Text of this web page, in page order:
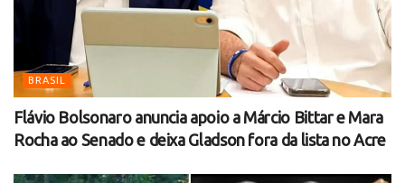
BRASIL
Flávio Bolsonaro anuncia apoio a Márcio Bittar e Mara
Rocha ao Senado e deixa Gladson fora da lista no Acre